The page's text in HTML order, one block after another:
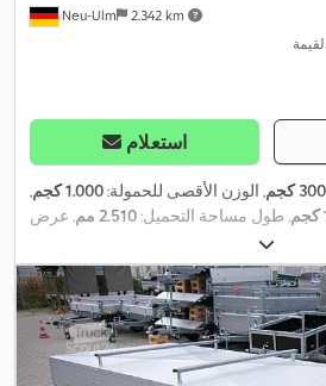
Neu-Ulm 2.342 km
استعلام
300 كجم , الوزن الأقصى للحمولة:1.000 كجم
,
, طول مساحة التحميل:2.510 مم
, عرض
, ارتفاع مساحة التحميل:
البناء:1.355 مم , العرض التشغيلي:1.810
مم,